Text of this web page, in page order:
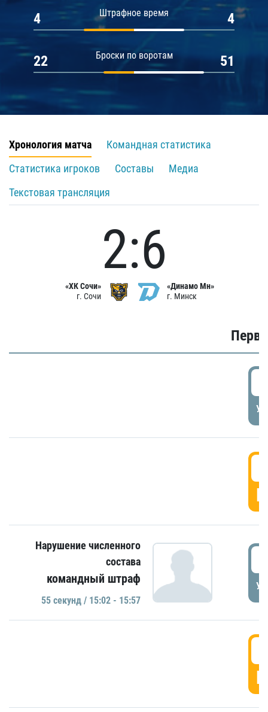
Штрафное время
4 4
Броски по воротам
22 51
Хронология матча
Командная статистика
Статистика игроков
Составы
Медиа
Текстовая трансляция
«ХК Сочи»
г. Сочи
2:6
«Динамо Мн»
г. Минск
Нарушение численного
состава
командный штраф
55 секунд / 15:02 - 15:57